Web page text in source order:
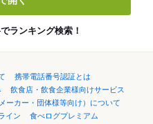
ランキング検索！
携帯電話番号認証とは
飲食店・飲食企業様向けサービス
ーカー・団体様等向け）について
イン
食べログプレミアム